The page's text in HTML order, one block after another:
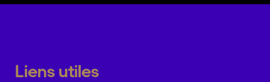
Liens utiles